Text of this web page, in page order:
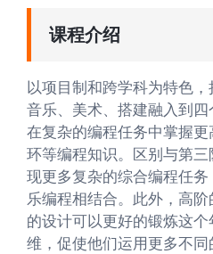
课程介绍
以项目制和跨学科为特色，
音乐、美术、搭建融入到四
在复杂的编程任务中掌握
环等编程知识。区别与第
现更多复杂的综合编程任
乐编程相结合。此外，高
的设计可以更好的锻炼这
维，促使他们运用更多不